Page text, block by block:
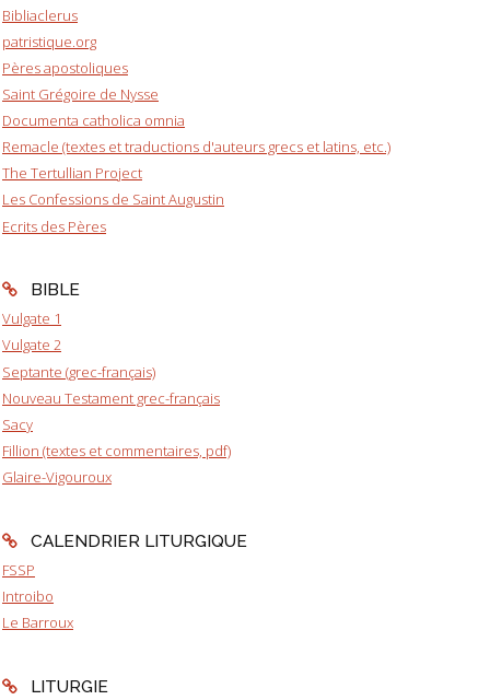
Bibliaclerus
patristique.org
Pères apostoliques
Saint Grégoire de Nysse
Documenta catholica omnia
Remacle (textes et traductions d'auteurs grecs et latins, etc.)
The Tertullian Project
Les Confessions de Saint Augustin
Ecrits des Pères
BIBLE
Vulgate 1
Vulgate 2
Septante (grec-français)
Nouveau Testament grec-français
Sacy
Fillion (textes et commentaires, pdf)
Glaire-Vigouroux
CALENDRIER LITURGIQUE
FSSP
Introibo
Le Barroux
LITURGIE